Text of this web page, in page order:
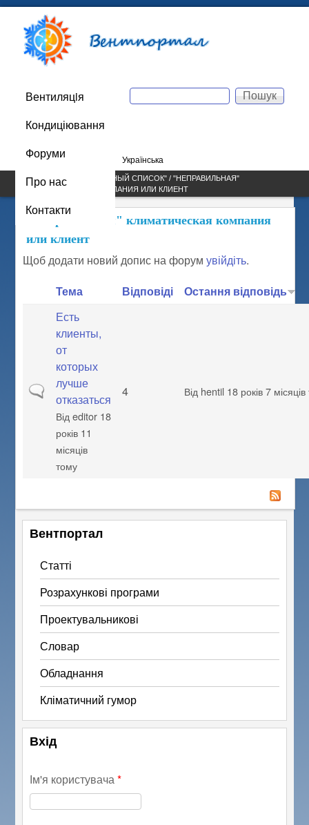
вмісту
Вентпортал
Пошукова форма
Пошук
044 223-73-87
Українська
Main menu
Вентиляцiя
Кондиціювання
Форуми
Про нас
Контакти
САЙТ /
ВИ Є ТУТ
FORUMS "ЧЕРНЫЙ СПИСОК"/ "НЕПРАВИЛЬНАЯ"
КЛИМАТИЧЕСКАЯ КОМПАНИЯ ИЛИ КЛИЕНТ
"Неправильная" климатическая компания
или клиент
Щоб додати новий допис на форумувійдіть.
Тема
Відповіді Остання відповідь
Звичайна тема
Есть
клиенты,
от
которых
лучше
отказаться
Відeditor 18
років 11
місяців
тому
4 Від hentil 18 років 7
Вентпортал
Статті
Розрахункові програми
Проектувальникові
Словар
Обладнання
Кліматичний гумор
Вхід
Ім'я користувача*